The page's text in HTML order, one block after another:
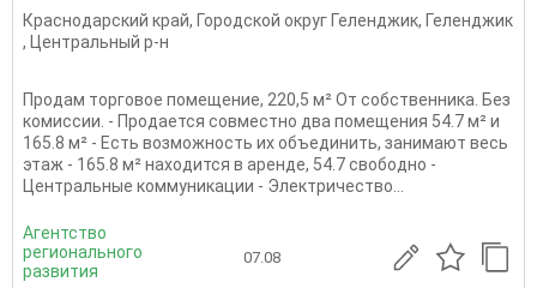
Краснодарский край, Городской округ Геленджик, Геленджик
, Центральный р-н
Продам торговое помещение, 220,5 м² От собственника. Без
комиссии. - Продается совместно два помещения 54.7 м² и
165.8 м² - Есть возможность их объединить, занимают весь
этаж - 165.8 м² находится в аренде, 54.7 свободно -
Центральные коммуникации - Электричество...
Агентство
регионального
развития
07.08